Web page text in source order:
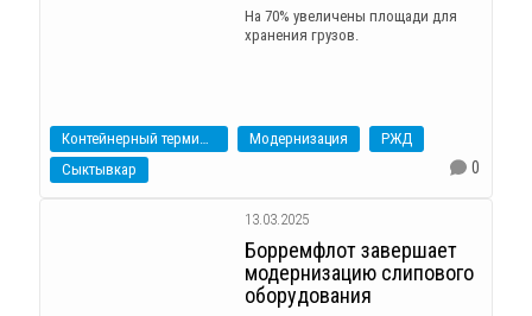
На 70% увеличены площади для
хранения грузов.
Контейнерный терминал Модернизация
РЖД
Сыктывкар
0
13.03.2025
Борремфлот завершает
модернизацию слипового
оборудования